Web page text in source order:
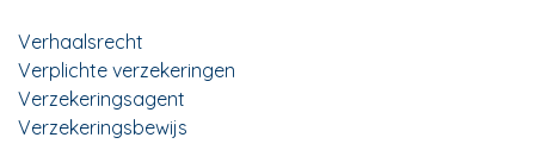
Verhaalsrecht
Verplichte verzekeringen
Verzekeringsagent
Verzekeringsbewijs